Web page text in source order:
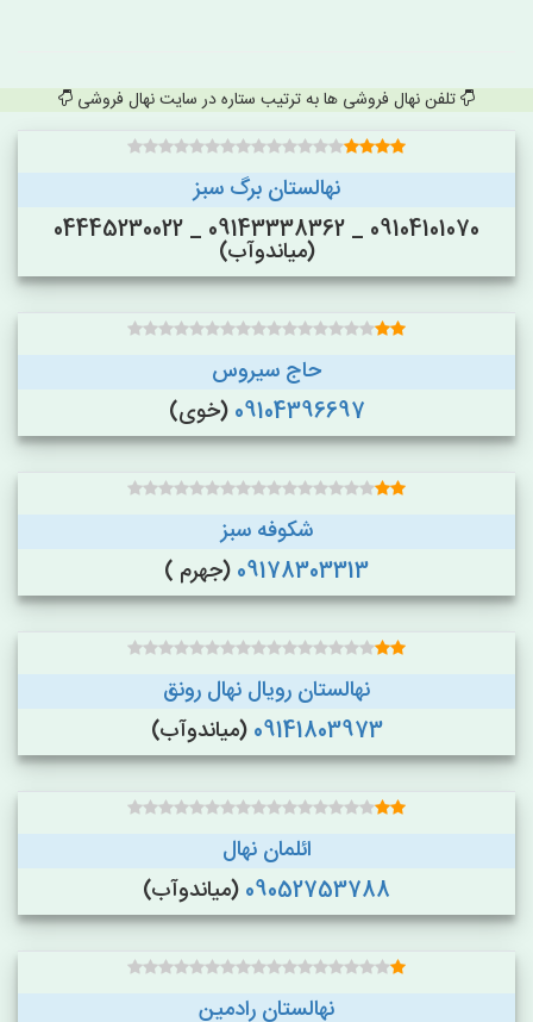
تلفن نهال فروشی ها به ترتیب ستاره در سایت نهال فروشی
نهالستان برگ سبز
09104101070 _ 09143338362 _ 04445230022
(میاندوآب)
حاج سیروس
09104396697 (خوی)
شکوفه سبز
09178303313 (جهرم )
نهالستان رویال نهال رونق
09141803973 (میاندوآب)
ائلمان نهال
09052753788 (میاندوآب)
نهالستان رادمین